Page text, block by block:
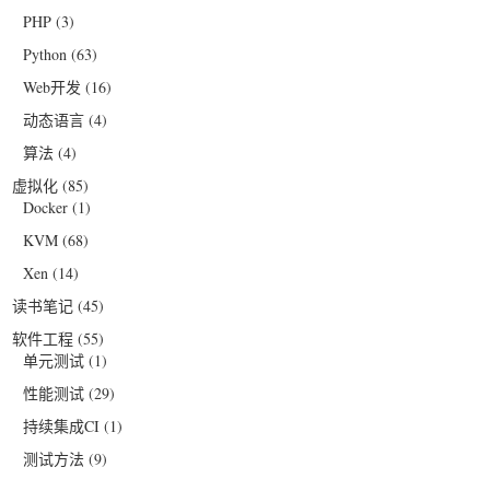
PHP (3)
Python (63)
Web开发 (16)
动态语言 (4)
算法 (4)
虚拟化 (85)
Docker (1)
KVM (68)
Xen (14)
读书笔记 (45)
软件工程 (55)
单元测试 (1)
性能测试 (29)
持续集成CI (1)
测试方法 (9)